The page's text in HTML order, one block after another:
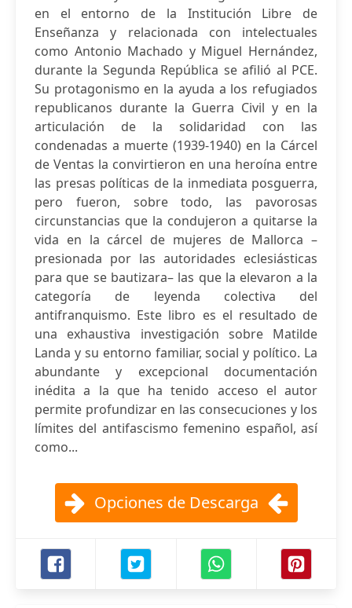
en el entorno de la Institución Libre de
Enseñanza y relacionada con intelectuales
como Antonio Machado y Miguel Hernández,
durante la Segunda República se afilió al PCE.
Su protagonismo en la ayuda a los refugiados
republicanos durante la Guerra Civil y en la
articulación de la solidaridad con las
condenadas a muerte (1939-1940) en la Cárcel
de Ventas la convirtieron en una heroína entre
las presas políticas de la inmediata posguerra,
pero fueron, sobre todo, las pavorosas
circunstancias que la condujeron a quitarse la
vida en la cárcel de mujeres de Mallorca –
presionada por las autoridades eclesiásticas
para que se bautizara– las que la elevaron a la
categoría de leyenda colectiva del
antifranquismo. Este libro es el resultado de
una exhaustiva investigación sobre Matilde
Landa y su entorno familiar, social y político. La
abundante y excepcional documentación
inédita a la que ha tenido acceso el autor
permite profundizar en las consecuciones y los
límites del antifascismo femenino español, así
como...
Opciones de Descarga